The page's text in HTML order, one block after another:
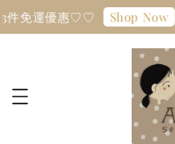
免運優惠♡♡ Shop Now